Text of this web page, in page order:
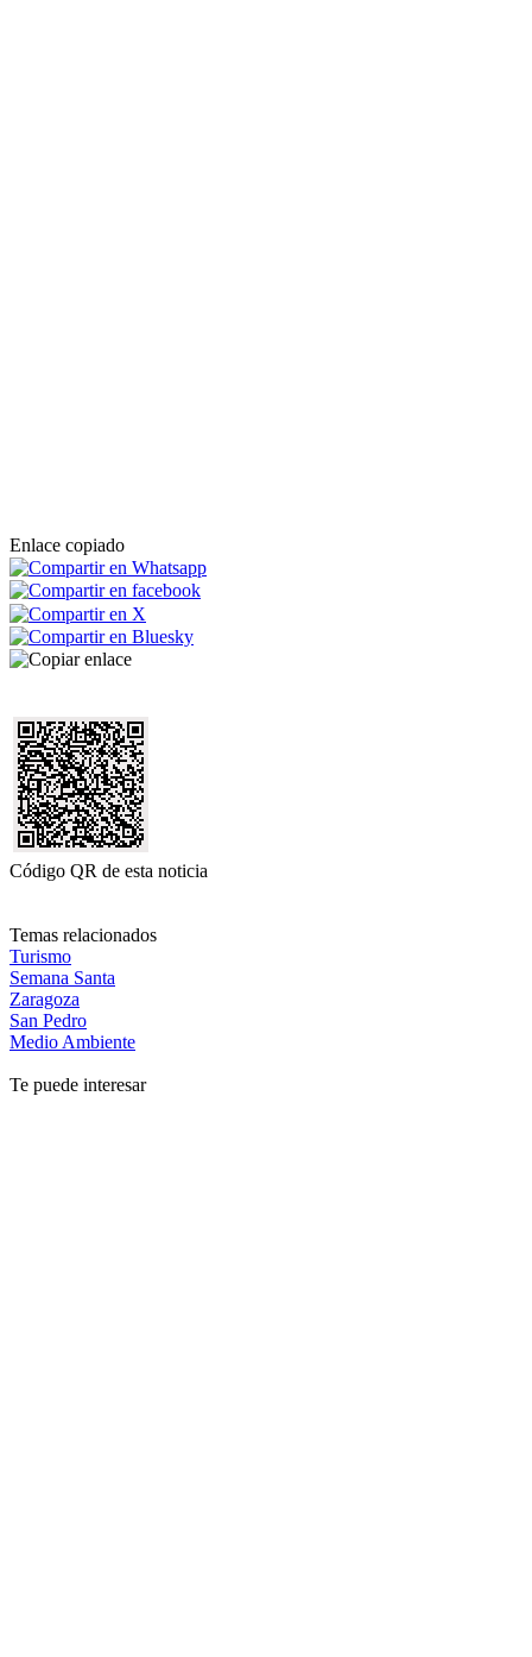
Enlace copiado
Código QR de esta noticia
Temas relacionados
Turismo
Semana Santa
Zaragoza
San Pedro
Medio Ambiente
Te puede interesar